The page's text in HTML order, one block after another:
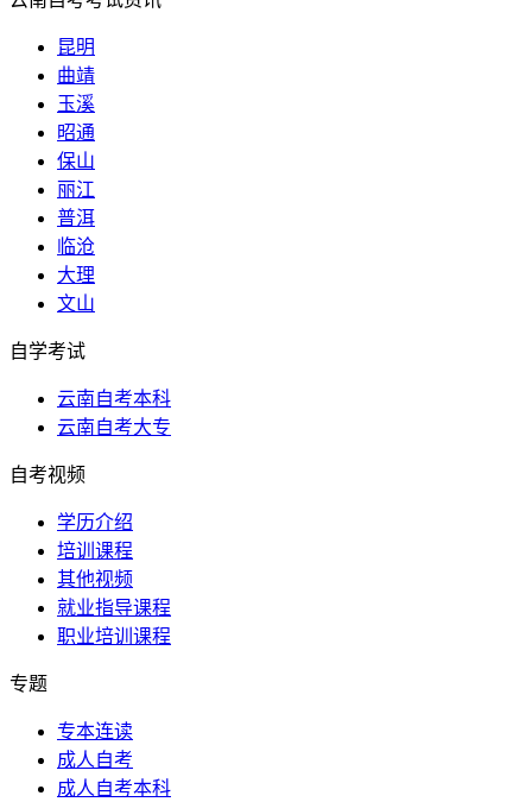
昆明
曲靖
玉溪
昭通
保山
丽江
普洱
临沧
大理
文山
自学考试
云南自考本科
云南自考大专
自考视频
学历介绍
培训课程
其他视频
就业指导课程
职业培训课程
专题
专本连读
成人自考
成人自考本科